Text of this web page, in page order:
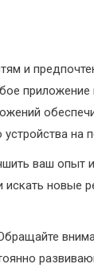
и
приложение
на
ваш опыт
новые